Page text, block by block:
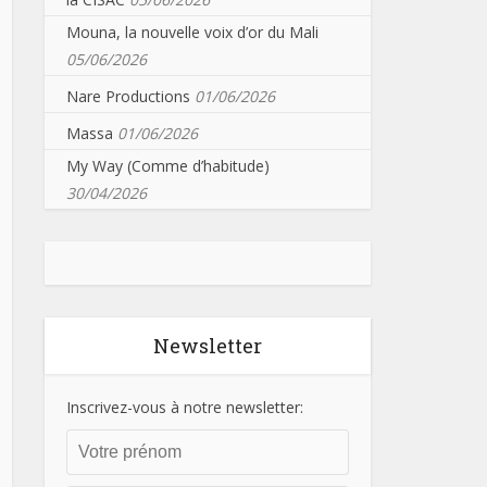
Mouna, la nouvelle voix d’or du Mali
05/06/2026
Nare Productions 01/06/2026
Massa 01/06/2026
My Way (Comme d’habitude)
30/04/2026
Newsletter
Inscrivez-vous à notre newsletter: